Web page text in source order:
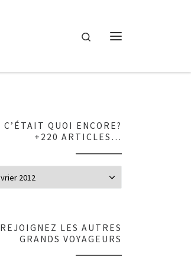
Search
C’ÉTAIT QUOI ENCORE?
+220 ARTICLES…
REJOIGNEZ LES AUTRES
GRANDS VOYAGEURS